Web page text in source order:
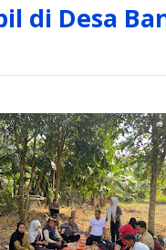
di Desa